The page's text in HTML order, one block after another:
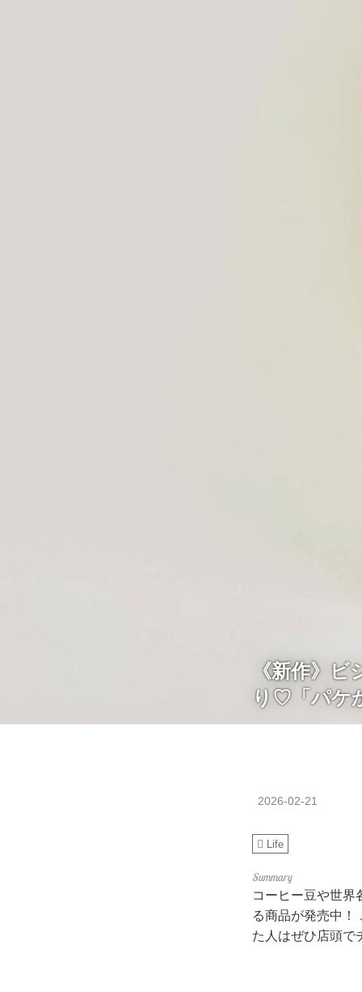
《新作》
り♡「パケ
2026-02-21
Life
コーヒー豆や世界
る商品が発売中！
た人はぜひ店頭で